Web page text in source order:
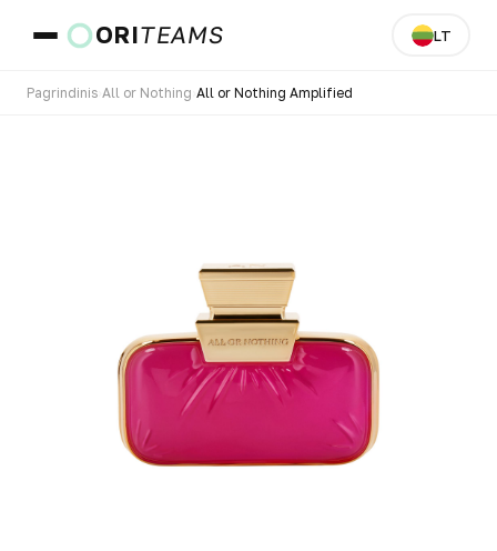
ORITEAMS LT
Pagrindinis All or Nothing All or Nothing Amplified